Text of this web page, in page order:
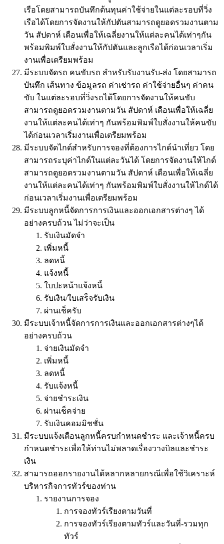
เรือโดยสามารถบันทึกต้นทุนค่าใช้จ่ายในแต่ละรอบที่วิ่ง
เรือได้โดยการจัดงานให้กัปตันสามารถดูยอดรวมงานตาม
วัน สัปดาห์ เดือนเพื่อให้เฉลี่ยงานให้แต่ละคนได้เท่าๆกัน
พร้อมพิมพ์ใบสั่งงานให้กัปตันและลูกเรือได้ก่อนเวลาเริ่ม
งานเพื่อเตรียมพร้อม
มีระบบจัดรถ คนขับรถ สำหรับรับงานรับ-ส่ง โดยสามารถ
บันทึก เส้นทาง ข้อมูลรถ ค่าเช่ารถ ค่าใช้จ่ายอื่นๆ ค่าคน
ขับ ในแต่ละรอบที่วิ่งรถได้โดยการจัดงานให้คนขับ
สามารถดูยอดรวมงานตามวัน สัปดาห์ เดือนเพื่อให้เฉลี่ย
งานให้แต่ละคนได้เท่าๆ กันพร้อมพิมพ์ใบสั่งงานให้คนขับ
ได้ก่อนเวลาเริ่มงานเพื่อเตรียมพร้อม
มีระบบจัดไกด์สำหรับการจองที่ต้องการไกด์นำเที่ยว โดย
สามารถระบุค่าไกด์ในแต่ละวันได้ โดยการจัดงานให้ไกด์
สามารถดูยอดรวมงานตามวัน สัปดาห์ เดือนเพื่อให้เฉลี่ย
งานให้แต่ละคนได้เท่าๆ กันพร้อมพิมพ์ใบสั่งงานให้ไกด์ได้
ก่อนเวลาเริ่มงานเพื่อเตรียมพร้อม
มีระบบลูกหนี้จัดการการเงินและออกเอกสารต่างๆ ได้
อย่างครบถ้วน ไม่ว่าจะเป็น
รับเงินมัดจำ
เพิ่มหนี้
ลดหนี้
แจ้งหนี้
ใบปะหน้าแจ้งหนี้
รับเงิน/ใบเสร็จรับเงิน
ผ่านเช็ครับ
มีระบบเจ้าหนี้จัดการการเงินและออกเอกสารต่างๆได้
อย่างครบถ้วน
จ่ายเงินมัดจำ
เพิ่มหนี้
ลดหนี้
รับแจ้งหนี้
จ่ายชำระเงิน
ผ่านเช็คจ่าย
รับเงินคอมมิชชั่น
มีระบบแจ้งเตือนลูกหนี้ครบกำหนดชำระ และเจ้าหนี้ครบ
กำหนดชำระเพื่อให้ท่านไม่พลาดเรื่องวางบิลและชำระ
เงิน
สามารถออกรายงานได้หลากหลายกรณีเพื่อใช้วิเคราะห์
บริหารกิจการทัวร์ของท่าน
รายงานการจอง
การจองทัวร์เรียงตามวันที่
การจองทัวร์เรียงตามทัวร์และวันที่-รวมทุก
ทัวร์